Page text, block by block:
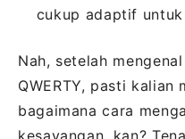
cukup adaptif untuk
Nah, setelah
QWERTY, pasti kalian
bagaimana cara